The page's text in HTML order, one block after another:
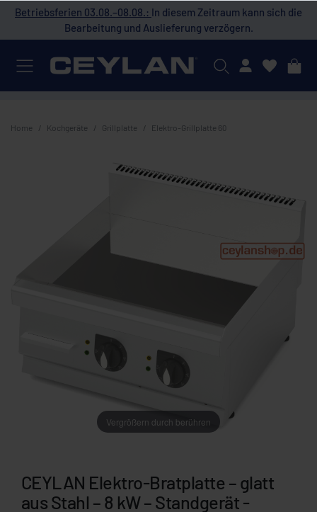
Betriebsferien 03.08.–08.08.: In diesem Zeitraum kann sich die
Bearbeitung und Auslieferung verzögern.
Mein Konto
Home Kochgeräte Grillplatte Elektro-Grillplatte 60
Vergrößern durch berühren
CEYLAN Elektro-Bratplatte – glatt
aus Stahl – 8 kW – Standgerät -